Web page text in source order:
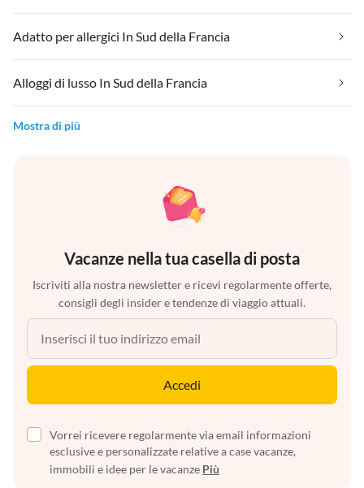
Adatto per allergici In Sud della Francia
Alloggi di lusso In Sud della Francia
Mostra di più
Vacanze nella tua casella di posta
Iscriviti alla nostra newsletter e ricevi regolarmente offerte,
consigli degli insider e tendenze di viaggio attuali.
Accedi
Vorrei ricevere regolarmente via email informazioni
esclusive e personalizzate relative a case vacanze,
immobili e idee per le vacanze Più